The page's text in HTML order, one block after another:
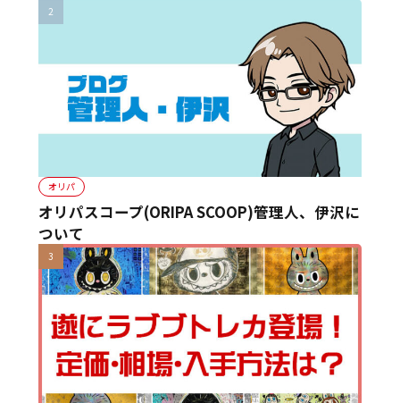
オリパ
オリパスコープ(ORIPA SCOOP)管理人、伊沢に
ついて